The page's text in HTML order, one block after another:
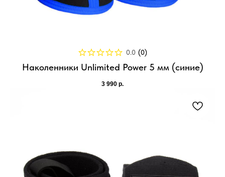
0.0 (0)
Наколенники Unlimited Power 5 мм (синие)
3 990 р.